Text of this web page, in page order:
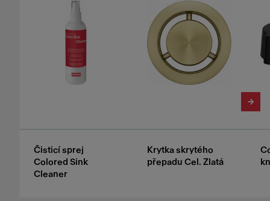
Čisticí sprej
Colored Sink
Cleaner
Krytka skrytého
přepadu Cel. Zlatá